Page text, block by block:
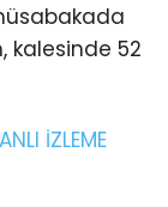
kalesinde 52
İZLEME